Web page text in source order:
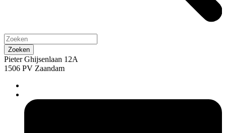
Pieter Ghijsenlaan 12A
1506 PV Zaandam